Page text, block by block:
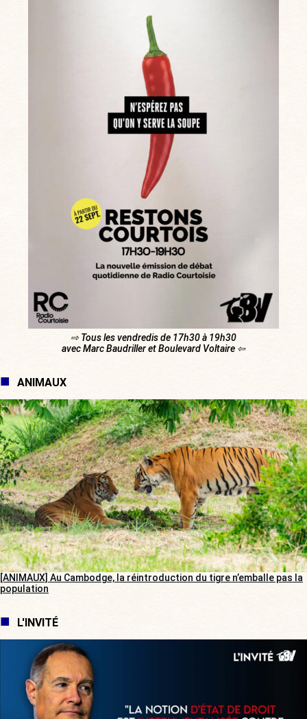
⇨ Tous les vendredis de 17h30 à 19h30
avec Marc Baudriller et Boulevard Voltaire ⇦
ANIMAUX
[ANIMAUX] Au Cambodge, la réintroduction du tigre n’emballe pas la
population
L'INVITÉ